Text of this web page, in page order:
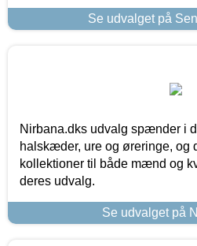
Se udvalget på
Nirbana.dks udvalg spænder i
halskæder, ure og øreringe, og
kollektioner til både mænd og
deres udvalg.
Se udvalget på